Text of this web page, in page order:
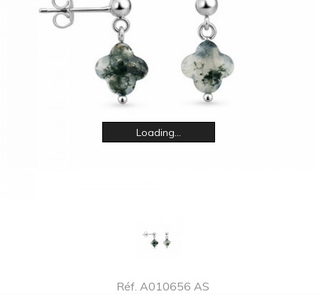
Loading...
Réf. A010656 AS